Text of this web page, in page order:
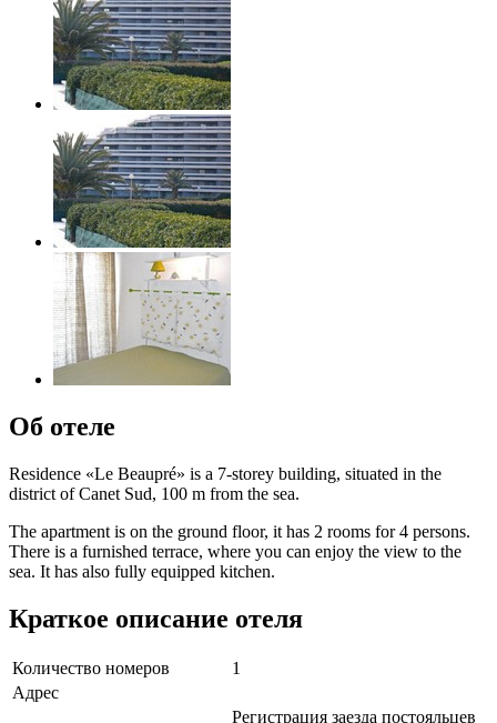
Об отеле
Residence «Le Beaupré» is a 7-storey building, situated in the
district of Canet Sud, 100 m from the sea.
The apartment is on the ground floor, it has 2 rooms for 4 persons.
There is a furnished terrace, where you can enjoy the view to the
sea. It has also fully equipped kitchen.
Краткое описание отеля
Количество номеров
1
Адрес
Регистрация заезда постояльцев